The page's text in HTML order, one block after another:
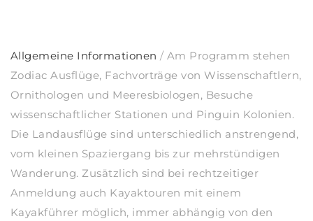
Allgemeine Informationen / Am Programm stehen
Zodiac Ausflüge, Fachvorträge von Wissenschaftlern,
Ornithologen und Meeresbiologen, Besuche
wissenschaftlicher Stationen und Pinguin Kolonien.
Die Landausflüge sind unterschiedlich anstrengend,
vom kleinen Spaziergang bis zur mehrstündigen
Wanderung. Zusätzlich sind bei rechtzeitiger
Anmeldung auch Kayaktouren mit einem
Kayakführer möglich, immer abhängig von den